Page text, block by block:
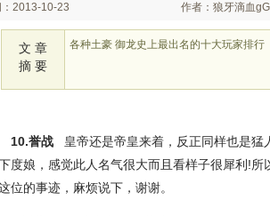
：2013-10-23 作者：狼牙滴血
文 章
摘 要
各种土豪 御龙史上最出名的十大玩家排行
10.誉战皇帝还是帝皇来着，反正同样也是猛
度娘，感觉此人名气很大而且看样子很犀利!
位的事迹，麻烦说下，谢谢。